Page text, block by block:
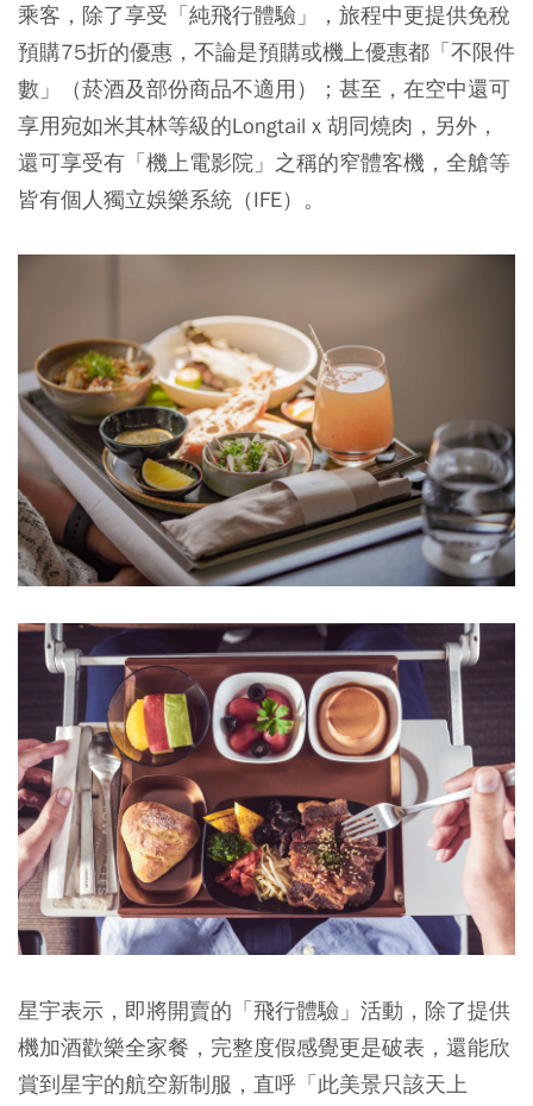
乘客，除了享受「純飛行體驗」，旅程中更提供免稅
預購75折的優惠，不論是預購或機上優惠都「不限件
數」（菸酒及部份商品不適用）；甚至，在空中還可
享用宛如米其林等級的Longtail x 胡同燒肉，另外，
還可享受有「機上電影院」之稱的窄體客機，全艙等
皆有個人獨立娛樂系統（IFE）。
星宇表示，即將開賣的「飛行體驗」活動，除了提供
機加酒歡樂全家餐，完整度假感覺更是破表，還能欣
賞到星宇的航空新制服，直呼「此美景只該天上